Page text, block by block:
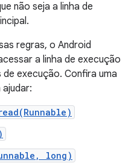
não seja a linha de
regras, o Android
a linha de execução
execução. Confira uma
long)